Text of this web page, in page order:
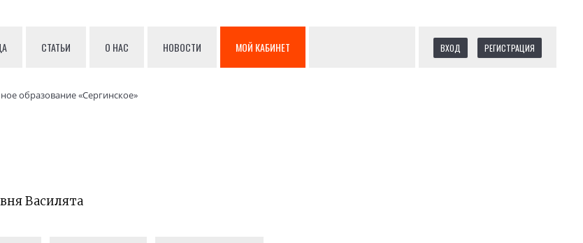
СТАТЬИ О НАС НОВОСТИ МОЙ КАБИНЕТ ВХОД РЕГИСТРАЦИЯ
образование «Сергинское»
Василята